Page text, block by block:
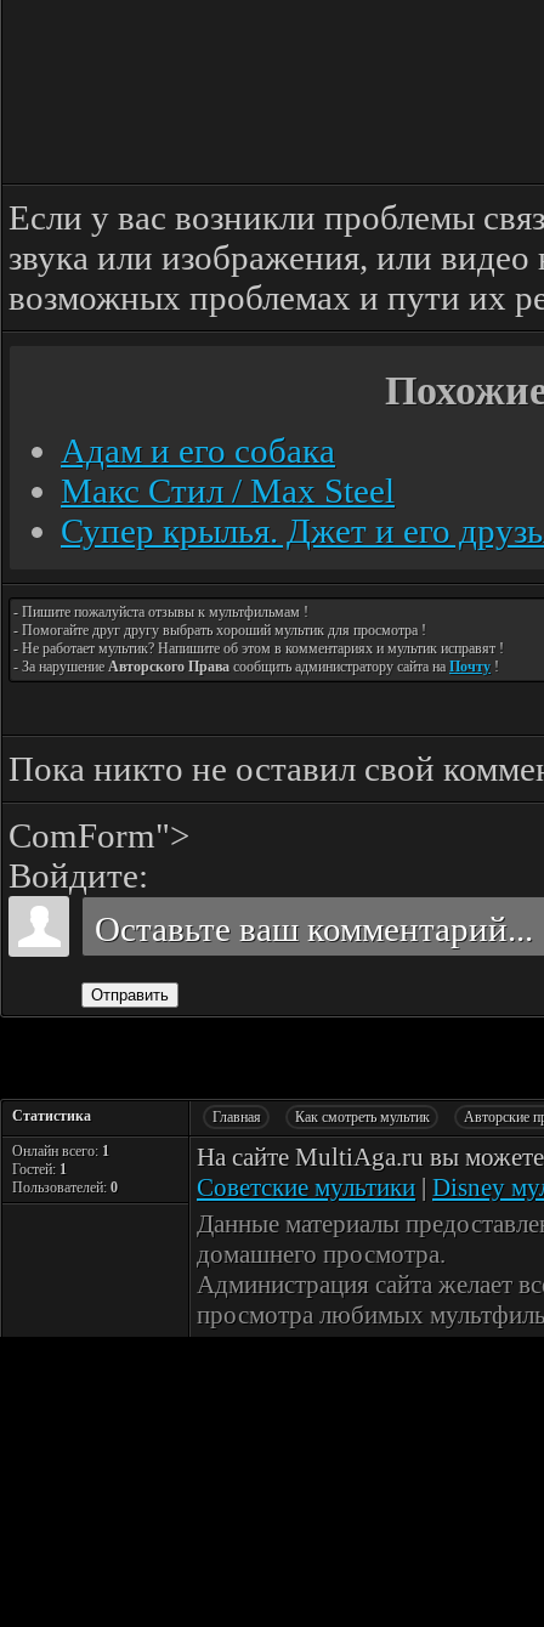
Если у вас возникли проблемы
звука или изображения, или
возможных проблемах и пути их
Адам и его собака
Макс Стил / Max Steel
Супер крылья. Джет и его
- Пишите пожалуйста отзывы к мультфильмам !
- Помогайте друг другу выбрать хороший мультик для просмотра !
- Не работает мультик? Напишите об этом в комментариях и мультик исправят !
- За нарушение Авторского Права сообщить администратору сайта на Почту !
Пока никто не оставил свой
ComForm">
Войдите:
Отправить
Статистика Главная Как смотреть мультик
Авторские
Онлайн всего: 1
Гостей: 1
Пользователей: 0
На сайте MultiAga.ru вы
Советские мультики | Disney
Данные материалы
домашнего просмотра.
Администрация сайта желает
просмотра любимых